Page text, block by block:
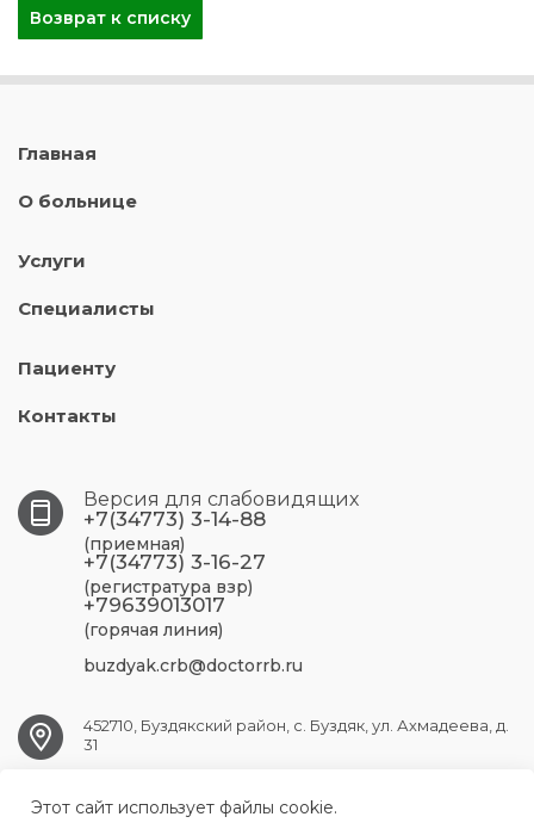
Возврат к списку
Главная
О больнице
Услуги
Специалисты
Пациенту
Контакты
Версия для слабовидящих
+7(34773) 3-14-88
(приемная)
+7(34773) 3-16-27
(регистратура взр)
+79639013017
(горячая линия)
buzdyak.crb@doctorrb.ru
452710, Буздякский район, с. Буздяк, ул. Ахмадеева, д.
31
BUZDYAK.CRB@doctorrb.ru
Этот сайт использует файлы cookie.